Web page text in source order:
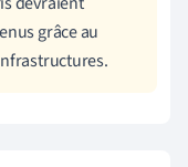
grâce au